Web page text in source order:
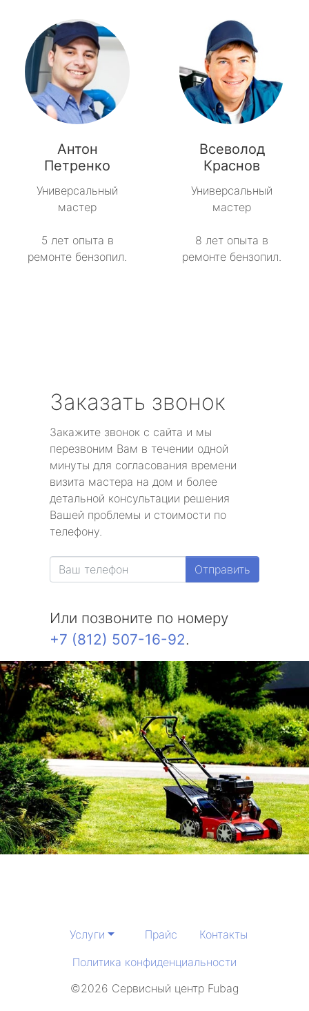
Антон
Петренко
Универсальный
мастер
5 лет опыта в
ремонте бензопил.
Всеволод
Краснов
Универсальный
мастер
8 лет опыта в
ремонте бензопил.
Заказать звонок
Закажите звонок с сайта и мы
перезвоним Вам в течении одной
минуты для согласования времени
визита мастера на дом и более
детальной консультации решения
Вашей проблемы и стоимости по
телефону.
Отправить
Или позвоните по номеру
+7 (812) 507-16-92.
Услуги Прайс
Контакты
Политика конфиденциальности
©2026 Сервисный центр Fubag